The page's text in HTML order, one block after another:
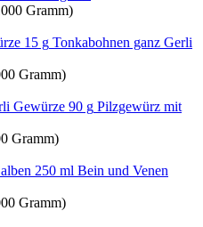
Gramm)
Tonkabohnen ganz Gerli
Gramm)
Pilzgewürz mit
Gramm)
Bein und Venen
Gramm)